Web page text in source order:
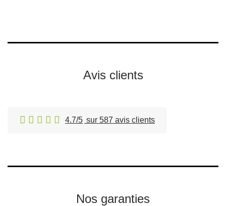
Avis clients
4.7/5 sur 587 avis clients
Nos garanties